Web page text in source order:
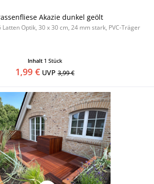
Akazie dunkel geölt
Optik, 30 x 30 cm, 24 mm stark, PVC-Träger
Inhalt 1 Stück
1,99 €UVP3,99 €